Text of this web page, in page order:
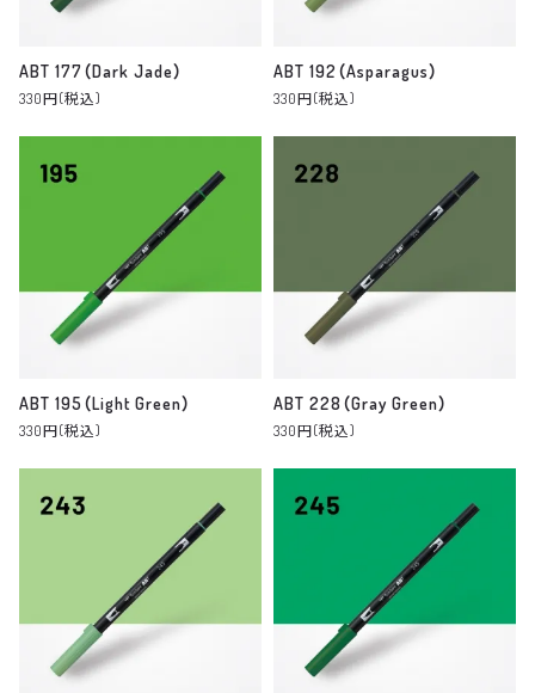
ABT 177（Dark Jade）
330円(税込)
ABT 192（Asparagus）
330円(税込)
ABT 195（Light Green）
330円(税込)
ABT 228（Gray Green）
330円(税込)